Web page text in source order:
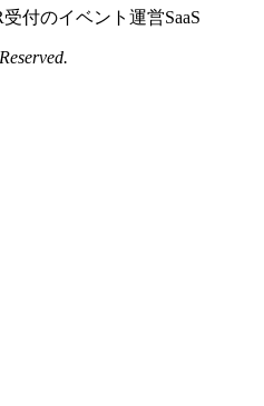
付のイベント運営SaaS